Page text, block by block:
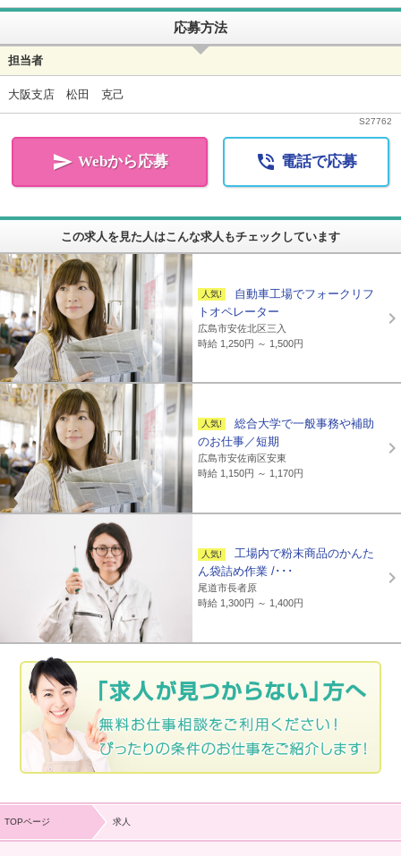
応募方法
担当者
大阪支店 松田 克己
S27762
 Webから応募  電話で応募
この求人を見た人はこんな求人もチェックしています
自動車工場でフォークリフ
トオペレーター
広島市安佐北区三入
時給 1,250円 ～ 1,500円
総合大学で一般事務や補助
のお仕事／短期
広島市安佐南区安東
時給 1,150円 ～ 1,170円
工場内で粉末商品のかんた
ん袋詰め作業 /･･･
尾道市長者原
時給 1,300円 ～ 1,400円
TOPページ 求人